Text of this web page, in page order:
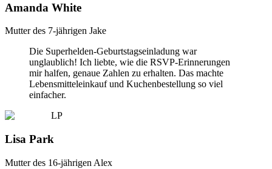
Amanda White
Mutter des 7-jährigen Jake
Die Superhelden-Geburtstagseinladung war
unglaublich! Ich liebte, wie die RSVP-Erinnerungen
mir halfen, genaue Zahlen zu erhalten. Das machte
Lebensmitteleinkauf und Kuchenbestellung so viel
einfacher.
LP
Lisa Park
Mutter des 16-jährigen Alex